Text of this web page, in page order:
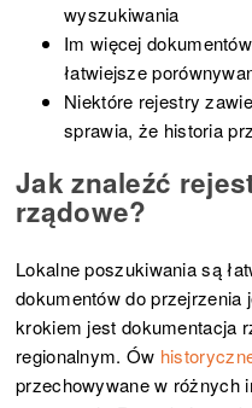
wyszukiwania
Im więcej
łatwiejsze
Niektóre rejestry
sprawia, że historia
Jak znaleźć
rządowe?
Lokalne poszukiwania są
dokumentów do przejrzenia
krokiem jest dokumentacja
regionalnym. Ów
przechowywane w różnych